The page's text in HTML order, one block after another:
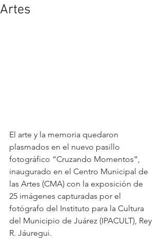
Artes
El arte y la memoria quedaron
plasmados en el nuevo pasillo
fotográfico “Cruzando Momentos”,
inaugurado en el Centro Municipal de
las Artes (CMA) con la exposición de
25 imágenes capturadas por el
fotógrafo del Instituto para la Cultura
del Municipio de Juárez (IPACULT), Rey
R. Jáuregui.